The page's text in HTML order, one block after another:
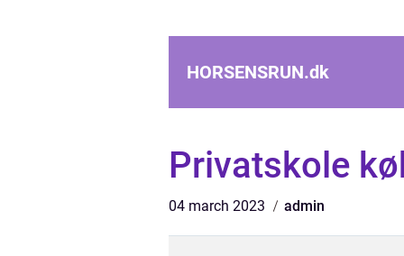
HORSENSRUN.dk
Privatskole
04 march 2023 admin